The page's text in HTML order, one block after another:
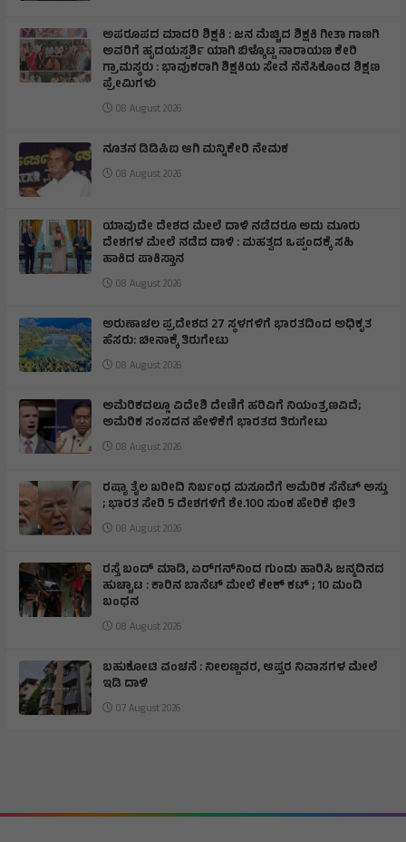
ಅಪರೂಪದ ಮಾದರಿ ಶಿಕ್ಷಕಿ : ಜನ ಮೆಚ್ಚಿದ ಶಿಕ್ಷಕಿ ಗೀತಾ ಗಾಣಗಿ
ಅವರಿಗೆ ಹೃದಯಸ್ಪರ್ಶಿ ಯಾಗಿ ಬಿಳ್ಕೊಟ್ಟ ನಾರಾಯಣ ಕೇರಿ
ಗ್ರಾಮಸ್ಥರು : ಭಾವುಕರಾಗಿ ಶಿಕ್ಷಕಿಯ ಸೇವೆ ನೆನೆಸಿಕೊಂಡ ಶಿಕ್ಷಣ
ಪ್ರೇಮಿಗಳು
08 August 2026
ನೂತನ ಡಿಡಿಪಿಐ ಆಗಿ ಮನ್ನಿಕೇರಿ ನೇಮಕ
08 August 2026
ಯಾವುದೇ ದೇಶದ ಮೇಲೆ ದಾಳಿ ನಡೆದರೂ ಅದು ಮೂರು
ದೇಶಗಳ ಮೇಲೆ ನಡೆದ ದಾಳಿ : ಮಹತ್ವದ ಒಪ್ಪಂದಕ್ಕೆ ಸಹಿ
ಹಾಕಿದ ಪಾಕಿಸ್ತಾನ
08 August 2026
ಅರುಣಾಚಲ ಪ್ರದೇಶದ 27 ಸ್ಥಳಗಳಿಗೆ ಭಾರತದಿಂದ ಅಧಿಕೃತ
ಹೆಸರು: ಚೀನಾಕ್ಕೆ ತಿರುಗೇಟು
08 August 2026
ಅಮೆರಿಕದಲ್ಲೂ ವಿದೇಶಿ ದೇಣಿಗೆ ಹರಿವಿಗೆ ನಿಯಂತ್ರಣವಿದೆ;
ಅಮೆರಿಕ ಸಂಸದನ ಹೇಳಿಕೆಗೆ ಭಾರತದ ತಿರುಗೇಟು
08 August 2026
ರಷ್ಯಾ ತೈಲ ಖರೀದಿ ನಿರ್ಬಂಧ ಮಸೂದೆಗೆ ಅಮೆರಿಕ ಸೆನೆಟ್ ಅಸ್ತು
; ಭಾರತ ಸೇರಿ 5 ದೇಶಗಳಿಗೆ ಶೇ.100 ಸುಂಕ ಹೇರಿಕೆ ಭೀತಿ
08 August 2026
ರಸ್ತೆ ಬಂದ್ ಮಾಡಿ, ಏರ್‌ಗನ್‌ನಿಂದ ಗುಂಡು ಹಾರಿಸಿ ಜನ್ಮದಿನದ
ಹುಚ್ಚಾಟ : ಕಾರಿನ ಬಾನೆಟ್ ಮೇಲೆ ಕೇಕ್ ಕಟ್‌ ; 10 ಮಂದಿ
ಬಂಧನ
08 August 2026
ಬಹುಕೋಟಿ ವಂಚನೆ : ನೀಲಣ್ಣವರ, ಆಪ್ತರ ನಿವಾಸಗಳ ಮೇಲೆ
ಇಡಿ ದಾಳಿ
07 August 2026